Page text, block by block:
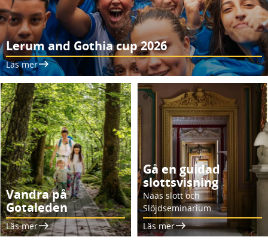
Lerum and Gothia cup 2026
Läs mer
Vandra på
Gotaleden
Läs mer
Gå en guidad
slottsvisning
Nääs slott och
Slöjdseminarium.
Läs mer